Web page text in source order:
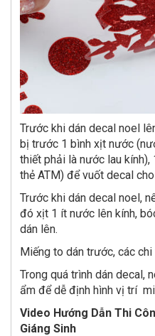
Trước khi dán decal noel
bị trước 1 bình xịt nước
thiết phải là nước lau
thẻ ATM) để vuốt decal
Trước khi dán decal noel,
đó xịt 1 ít nước lên kính,
dán lên.
Miếng to dán trước, các chi
Trong quá trình dán decal,
ẩm để dễ định hình vị trí
Video Hướng Dẫn Thi
Giáng Sinh